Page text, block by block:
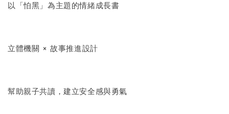
以「怕黑」為主題的情緒成長書
立體機關 × 故事推進設計
幫助親子共讀，建立安全感與勇氣